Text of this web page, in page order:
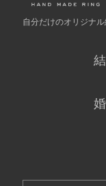
自分だけのオリジナ